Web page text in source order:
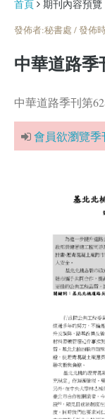
首頁 期刊內容預覽
發佈者:秘書處 / 發佈
中華道路季
中華道路季刊第
會員欲瀏覽季